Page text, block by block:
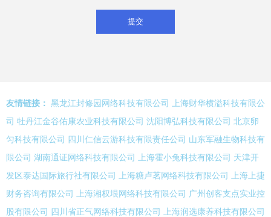
友情链接： 黑龙江封修园网络科技有限公司
上海财华横溢科技有限公
司 牡丹江金谷佑康农业科技有限公司 沈阳博弘科技有限公司 北京卵
匀科技有限公司 四川仁信云游科技有限责任公司 山东军融生物科技有
限公司 湖南通证网络科技有限公司 上海霍小兔科技有限公司 天津开
发区泰达国际旅行社有限公司
上海糖卢茗网络科技有限公司
上海上捷
财务咨询有限公司
上海湘权垠网络科技有限公司 广州创客支点实业控
股有限公司 四川省正气网络科技有限公司
上海润选康养科技有限公司